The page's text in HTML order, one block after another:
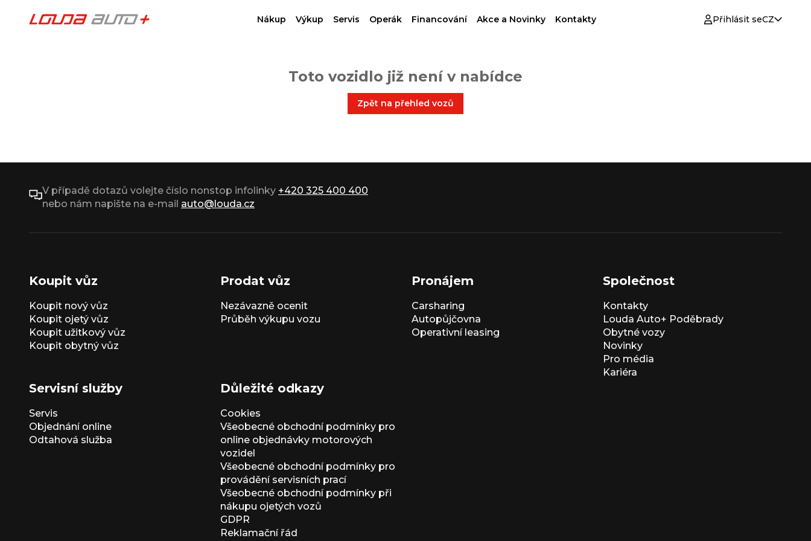
Nákup Výkup Servis Operák Financování Akce a Novinky Kontakty Přihlásit seCZ
Toto vozidlo již není v nabídce
Zpět na přehled vozů
V případě dotazů volejte číslo nonstop infolinky +420 325 400 400
nebo nám napište na e-mail auto@louda.cz
Koupit vůz
Koupit nový vůz
Koupit ojetý vůz
Koupit užitkový vůz
Koupit obytný vůz
Prodat vůz
Nezávazně ocenit
Průběh výkupu vozu
Pronájem
Carsharing
Autopůjčovna
Operativní leasing
Společnost
Kontakty
Louda Auto+ Poděbrady
Obytné vozy
Novinky
Pro média
Kariéra
Servisní služby
Servis
Objednání online
Odtahová služba
Důležité odkazy
Cookies
Všeobecné obchodní podmínky pro
online objednávky motorových
vozidel
Všeobecné obchodní podmínky pro
provádění servisních prací
Všeobecné obchodní podmínky při
nákupu ojetých vozů
GDPR
Reklamační řád